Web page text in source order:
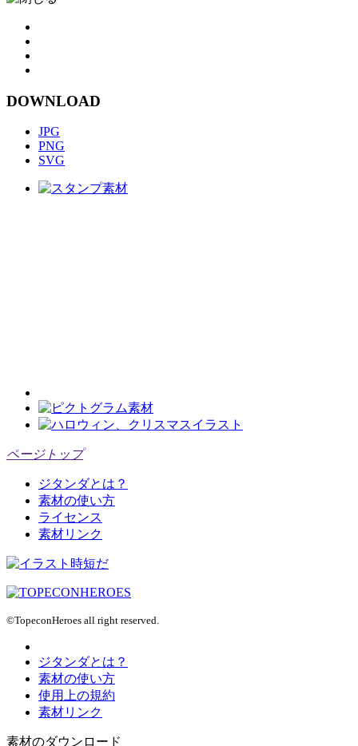
DOWNLOAD
JPG
PNG
SVG
ページトップ
ジタンダとは？
素材の使い方
ライセンス
素材リンク
©TopeconHeroes all right reserved.
ジタンダとは？
素材の使い方
使用上の規約
素材リンク
素材のダウンロード